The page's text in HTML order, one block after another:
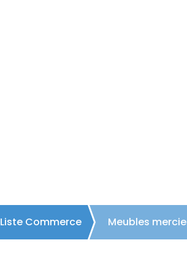
Liste Commerce Meubles